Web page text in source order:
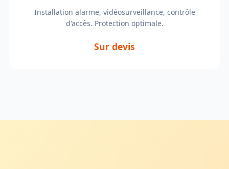
Installation alarme, vidéosurveillance, contrôle
d'accès. Protection optimale.
Sur devis